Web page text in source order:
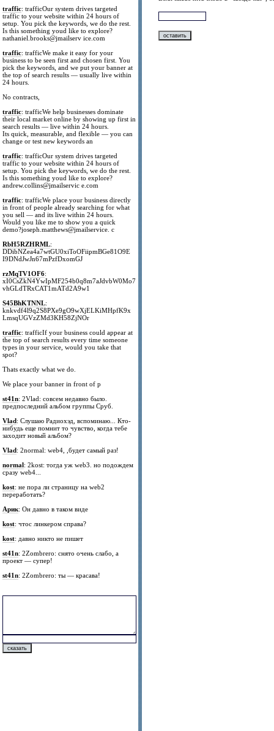
traffic: trafficOur system drives targeted
traffic to your website within 24 hours of
setup. You pick the keywords, we do the rest.
Is this something youd like to explore?
nathaniel.brooks@jmailserv ice.com
traffic: trafficWe make it easy for your
business to be seen first and chosen first. You
pick the keywords, and we put your banner at
the top of search results — usually live within
24 hours.
No contracts,
traffic: trafficWe help businesses dominate
their local market online by showing up first in
search results — live within 24 hours.
Its quick, measurable, and flexible — you can
change or test new keywords an
traffic: trafficOur system drives targeted
traffic to your website within 24 hours of
setup. You pick the keywords, we do the rest.
Is this something youd like to explore?
andrew.collins@jmailservic e.com
traffic: trafficWe place your business directly
in front of people already searching for what
you sell — and its live within 24 hours.
Would you like me to show you a quick
demo?joseph.matthews@jmailservice. c
RbH5RZHRML:
DDibNZea4a7wtGU0xiToOFiipmBGe81O9E
I9DNdJwJn67mPzfDxomGJ
rzMqTV1OF6:
xI0CsZkN4YwIpMF254b0q8m7aJdvbW0Mo7
vhGLdTRxCAT1mATd2A9w1
S45BhKTNNL:
knkvdf4l9q2S8PXe9gO9wXjELKiMHpfK9x
LmsqUGVzZMd3KH58ZjNOr
traffic: trafficIf your business could appear at
the top of search results every time someone
types in your service, would you take that
spot?
Thats exactly what we do.
We place your banner in front of p
st41n: 2Vlad: совсем недавно было.
предпоследний альбом группы Сруб.
Vlad: Слушаю Радиохэд, вспоминаю... Кто-
нибудь еще помнит то чувство, когда тебе
заходит новый альбом?
Vlad: 2normal: web4, ,будет самый раз!
normal: 2kost: тогда уж web3. но подождем
сразу web4...
kost: не пора ли страницу на web2
переработать?
Арик: Он давно в таком виде
kost: чтос линкером справа?
kost: давно никто не пишет
st41n: 2Zombrero: снято очень слабо, а
проект — супер!
st41n: 2Zombrero: ты — красава!